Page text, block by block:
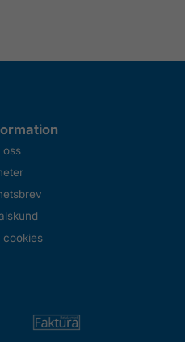
oss
cookies